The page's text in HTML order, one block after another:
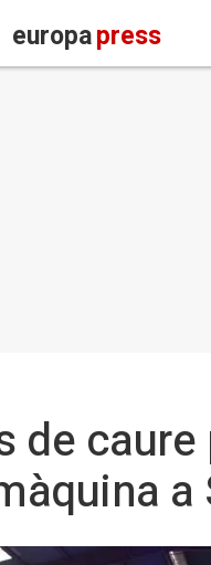
europapress
de
a